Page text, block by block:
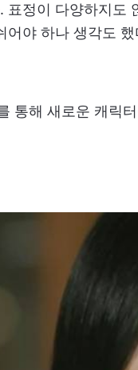
표정이 다양하지도
어야 하나 생각도
통해 새로운 캐릭